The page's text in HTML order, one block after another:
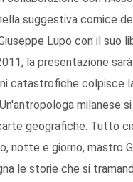
suggestiva cornice
Lupo con il suo
la presentazione
catastrofiche colpisce
milanese
geografiche. Tutto
notte e giorno, mastro
le storie che si